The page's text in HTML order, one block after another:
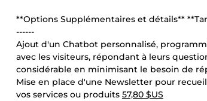
**Options Supplémentaires et détails**
------
Ajout d'un Chatbot personnalisé,
avec les visiteurs, répondant à leurs
considérable en minimisant le besoin de
Mise en place d'une Newsletter pour
vos services ou produits 57,80 $US